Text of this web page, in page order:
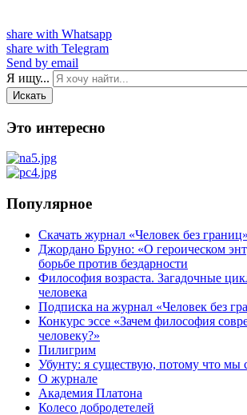
share with Whatsapp
share with Telegram
Send by email
Я ищу...
Искать
Это интересно
Популярное
Скачать журнал «Человек без
Джордано Бруно: «О героическом
борьбе против бездарности
Философия возраста. Загадочные
человека
Подписка на журнал «Человек без
Конкурс эссе «Зачем философия
человеку?»
Пилигрим
Убунту: я существую, потому что мы
О журнале
Академия Платона
Колесо добродетелей